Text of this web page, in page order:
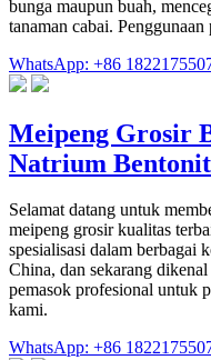
bunga maupun buah,
tanaman cabai. Penggunaan
WhatsApp: +86
Meipeng Grosir
Natrium
Selamat datang untuk
meipeng grosir kualitas
spesialisasi dalam berbagai
China, dan sekarang
pemasok profesional untuk
kami.
WhatsApp: +86